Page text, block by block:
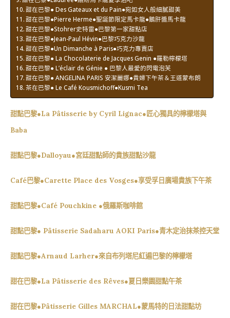
甜在巴黎● Des Gateaux et du Pain●宛如女人般細膩甜美
甜在巴黎●Pierre Herme●聖誕節限定馬卡龍●鵝肝醬馬卡龍
甜在巴黎●Stohrer史特雷●巴黎第一家甜點店
甜在巴黎●Jean-Paul Hévin●巴黎巧克力沙龍
甜在巴黎●Un Dimanche à Paris●巧克力專賣店
甜在巴黎● La Chocolaterie de Jacques Genin ●羅勒檸檬塔
甜在巴黎● L’éclair de Génie ● 巴黎人最愛的閃電泡芙
甜在巴黎● ANGELINA PARIS 安潔麗娜●貴婦下午茶＆王道蒙布朗
茶在巴黎● Le Café Kousmichoff●Kusmi Tea
甜點巴黎●La Pâtisserie by Cyril Lignac●匠心獨具的檸檬塔與
Baba
甜點巴黎●Dalloyau●宮廷甜點師的貴族甜點沙龍
Café巴黎●Carette Place des Vosges●享受孚日廣場貴族下午茶
甜點巴黎●Café Pouchkine ●俄羅斯咖啡館
甜點巴黎● Pâtisserie Sadaharu AOKI Paris●青木定治抹茶控天堂
甜點巴黎●Arnaud Larher●來自布列塔尼紅遍巴黎的檸檬塔
甜在巴黎●La Pâtisserie des Rêves●夏日樂園甜點午茶
甜在巴黎●Pâtisserie Gilles MARCHAL●蒙馬特的日法甜點坊